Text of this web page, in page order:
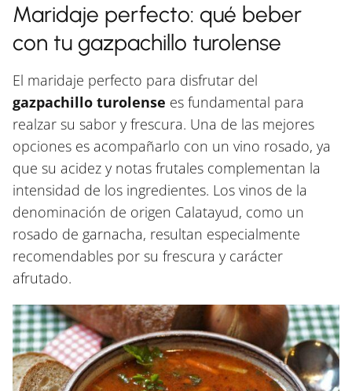
Maridaje perfecto: qué beber
con tu gazpachillo turolense
El maridaje perfecto para disfrutar del
gazpachillo turolense es fundamental para
realzar su sabor y frescura. Una de las mejores
opciones es acompañarlo con un vino rosado, ya
que su acidez y notas frutales complementan la
intensidad de los ingredientes. Los vinos de la
denominación de origen Calatayud, como un
rosado de garnacha, resultan especialmente
recomendables por su frescura y carácter
afrutado.